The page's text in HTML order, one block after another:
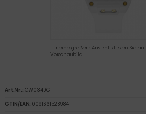
Für eine größere Ansicht klicken Sie
Vorschaubild
Art.Nr.: GW0340G1
GTIN/EAN: 0091661523984